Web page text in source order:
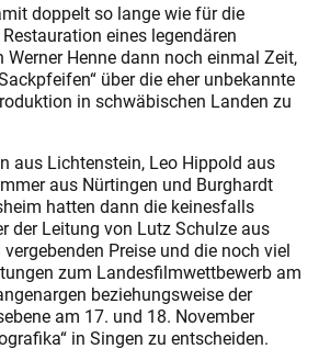
doppelt so lange wie für die
eines legendären
Henne dann noch einmal Zeit,
über die eher unbekannte
in schwäbischen Landen zu
aus Lichtenstein, Leo Hippold aus
aus Nürtingen und Burghardt
hatten dann die keinesfalls
der Leitung von Lutz Schulze aus
Preise und die noch viel
zum Landesfilmwettbewerb am
beziehungsweise der
am 17. und 18. November
in Singen zu entscheiden.